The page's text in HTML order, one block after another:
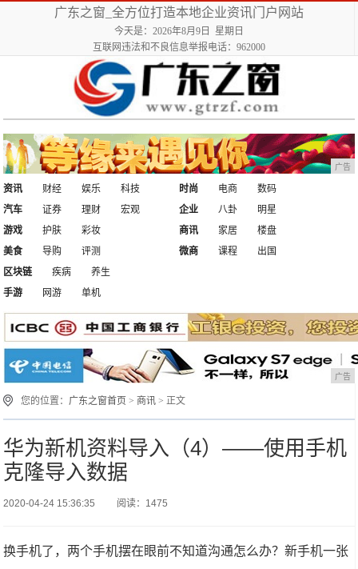
广东之窗_全方位打造本地企业资讯门户网站
今天是：2026年8月9日 星期日
互联网违法和不良信息举报电话：962000
广告
资讯 财经 娱乐
科技
汽车
证券 理财 宏观
时尚 电商
数码
企业
八卦
明星
游戏
护肤
彩妆
美食
导购 评测
商讯 家居
楼盘
微商
课程
出国
区块链
疾病
养生
手游
网游 单机
广告
您的位置： 广东之窗首页 > 商讯 > 正文
华为新机资料导入（4）——使用手机
克隆导入数据
2020-04-24 15:36:35 阅读：1475
换手机了，两个手机摆在眼前不知道沟通怎么办？新手机一张